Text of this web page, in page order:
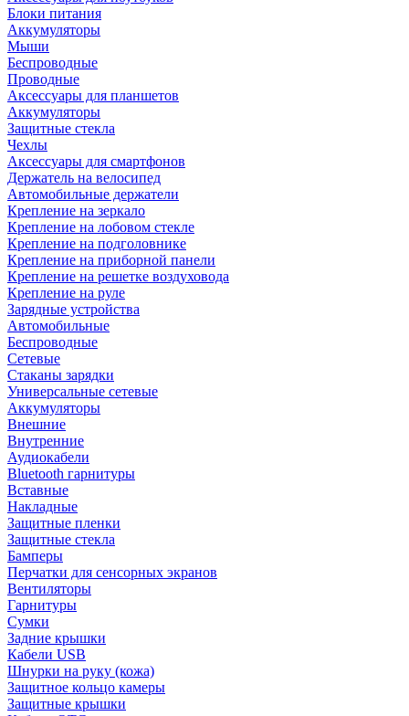
Блоки питания
Аккумуляторы
Мыши
Беспроводные
Проводные
Аксессуары для планшетов
Аккумуляторы
Защитные стекла
Чехлы
Аксессуары для смартфонов
Держатель на велосипед
Автомобильные держатели
Крепление на зеркало
Крепление на лобовом стекле
Крепление на подголовнике
Крепление на приборной панели
Крепление на решетке воздуховода
Крепление на руле
Зарядные устройства
Автомобильные
Беспроводные
Сетевые
Стаканы зарядки
Универсальные сетевые
Аккумуляторы
Внешние
Внутренние
Аудиокабели
Bluetooth гарнитуры
Вставные
Накладные
Защитные пленки
Защитные стекла
Бамперы
Перчатки для сенсорных экранов
Вентиляторы
Гарнитуры
Сумки
Задние крышки
Кабели USB
Шнурки на руку (кожа)
Защитное кольцо камеры
Защитные крышки